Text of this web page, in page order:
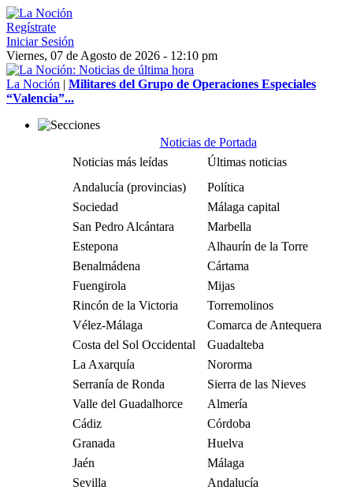
Regístrate
Iniciar Sesión
Viernes, 07 de Agosto de 2026 - 12:10 pm
La Noción | Militares del Grupo de Operaciones Especiales
“Valencia”...
Noticias de Portada
Noticias más leídas
Últimas noticias
Andalucía (provincias)
Política
Sociedad
Málaga capital
San Pedro Alcántara
Marbella
Estepona
Alhaurín de la Torre
Benalmádena
Cártama
Fuengirola
Mijas
Rincón de la Victoria
Torremolinos
Vélez-Málaga
Comarca de Antequera
Costa del Sol Occidental
Guadalteba
La Axarquía
Nororma
Serranía de Ronda
Sierra de las Nieves
Valle del Guadalhorce
Almería
Cádiz
Córdoba
Granada
Huelva
Jaén
Málaga
Sevilla
Andalucía